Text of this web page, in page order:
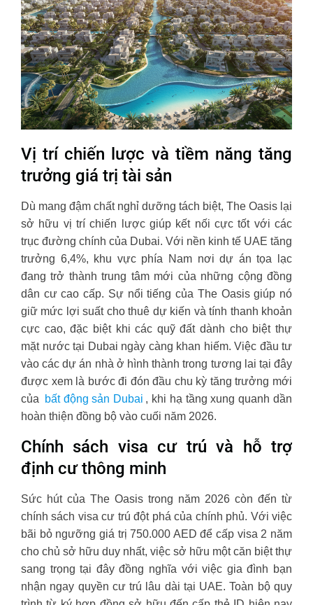
Vị trí chiến lược và tiềm năng tăng
trưởng giá trị tài sản
Dù mang đậm chất nghỉ dưỡng tách biệt, The Oasis lại
sở hữu vị trí chiến lược giúp kết nối cực tốt với các
trục đường chính của Dubai. Với nền kinh tế UAE tăng
trưởng 6,4%, khu vực phía Nam nơi dự án tọa lạc
đang trở thành trung tâm mới của những cộng đồng
dân cư cao cấp. Sự nổi tiếng của The Oasis giúp nó
giữ mức lợi suất cho thuê dự kiến và tính thanh khoản
cực cao, đặc biệt khi các quỹ đất dành cho biệt thự
mặt nước tại Dubai ngày càng khan hiếm. Việc đầu tư
vào các dự án nhà ở hình thành trong tương lai tại đây
được xem là bước đi đón đầu chu kỳ tăng trưởng mới
của
bất động sản Dubai , khi hạ tầng xung quanh dần
hoàn thiện đồng bộ vào cuối năm 2026.
Chính sách visa cư trú và hỗ trợ
định cư thông minh
Sức hút của The Oasis trong năm 2026 còn đến từ
chính sách visa cư trú đột phá của chính phủ. Với việc
bãi bỏ ngưỡng giá trị 750.000 AED để cấp visa 2 năm
cho chủ sở hữu duy nhất, việc sở hữu một căn biệt thự
sang trọng tại đây đồng nghĩa với việc gia đình bạn
nhận ngay quyền cư trú lâu dài tại UAE. Toàn bộ quy